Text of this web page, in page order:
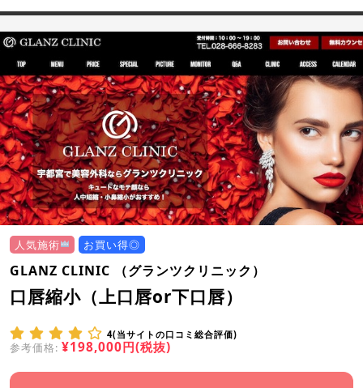
人気施術 お買い得◎
GLANZ CLINIC （グランツクリニック）
口唇縮小（上口唇or下口唇）
4(当サイトの口コミ総合評価)
参考価格: ¥198,000円(税抜)